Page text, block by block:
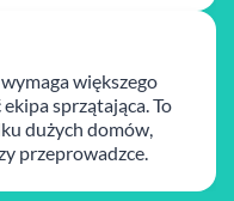
większego
sprzątająca. To
dużych domów,
przeprowadzce.